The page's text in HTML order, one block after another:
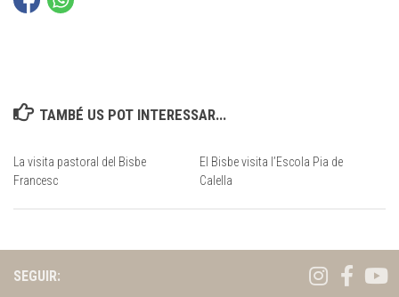
TAMBÉ US POT INTERESSAR...
La visita pastoral del Bisbe
Francesc
El Bisbe visita l’Escola Pia de
Calella
SEGUIR: